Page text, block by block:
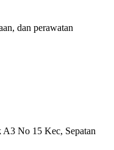
dan perawatan
No 15 Kec, Sepatan